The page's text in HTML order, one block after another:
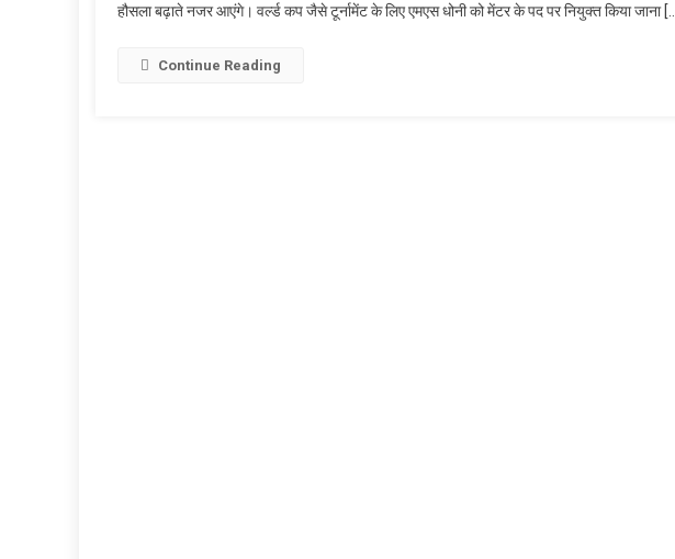
होने
हौसला बढ़ाते नजर आएंगे। वर्ल्ड कप जैसे टूर्नामेंट के लिए एमएस धोनी को मेंटर के पद पर नियुक्त किया जाना […]
Continue Reading